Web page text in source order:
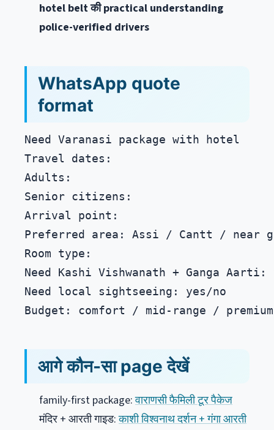
hotel belt की practical understanding
police-verified drivers
WhatsApp quote
format
Need Varanasi package with hotel
Travel dates:
Adults:
Senior citizens:
Arrival point:
Preferred area: Assi / Cantt / near
Room type:
Need Kashi Vishwanath + Ganga Aarti:
Need local sightseeing: yes/no
आगे कौन-सा page देखें
family-first package:वाराणसी फैमिली टूर पैकेज
मंदिर + आरती गाइड:काशी विश्वनाथ दर्शन + गंगा आरती